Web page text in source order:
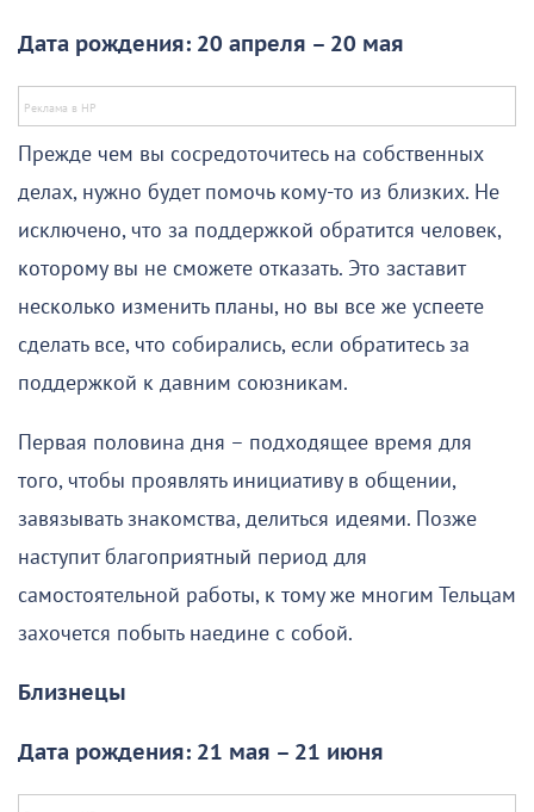
Дата рождения: 20 апреля – 20 мая
Прежде чем вы сосредоточитесь на собственных
делах, нужно будет помочь кому-то из близких. Не
исключено, что за поддержкой обратится человек,
которому вы не сможете отказать. Это заставит
несколько изменить планы, но вы все же успеете
сделать все, что собирались, если обратитесь за
поддержкой к давним союзникам.
Первая половина дня – подходящее время для
того, чтобы проявлять инициативу в общении,
завязывать знакомства, делиться идеями. Позже
наступит благоприятный период для
самостоятельной работы, к тому же многим Тельцам
захочется побыть наедине с собой.
Близнецы
Дата рождения: 21 мая – 21 июня